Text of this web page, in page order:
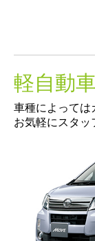
軽自動
車種によっては
お気軽にスタッ